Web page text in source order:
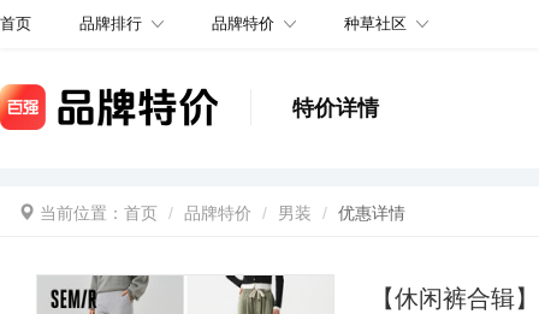
首页 品牌排行 品牌特价 种草社区
特价详情
当前位置： 首页 品牌特价 男装 优惠详情
【休闲裤合辑